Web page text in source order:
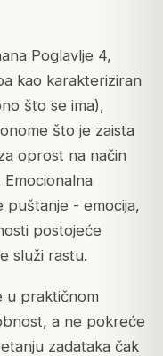
Poglavlje 4,
kao karakteriziran
što se ima),
što je zaista
oprost na način
puštanje - emocija,
postojeće
služi rastu.
u praktičnom
a ne pokreće
zadataka čak